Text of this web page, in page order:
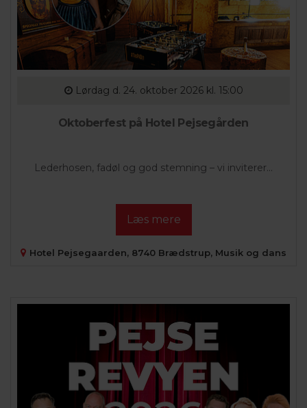
Lørdag d. 24. oktober 2026 kl. 15:00
Oktoberfest på Hotel Pejsegården
Lederhosen, fadøl og god stemning – vi inviterer...
Læs mere
Hotel Pejsegaarden, 8740 Brædstrup, Musik og dans